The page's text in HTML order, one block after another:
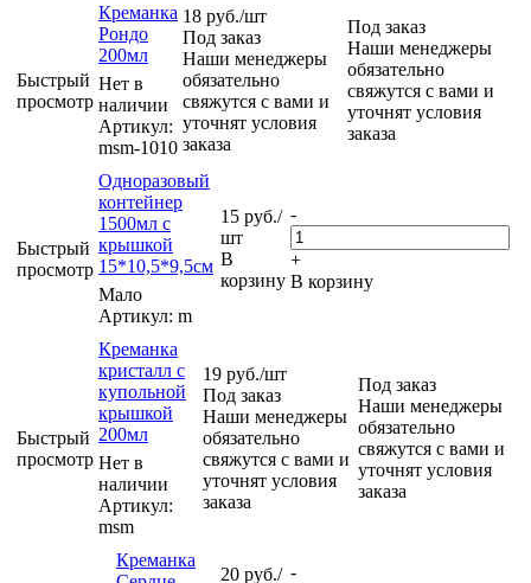
Быстрый
просмотр
Креманка
Рондо
200мл
Нет в
наличии
Артикул:
msm-1010
18 руб./шт
Под заказ
Наши менеджеры
обязательно
свяжутся с вами и
уточнят условия
заказа
Под заказ
Наши менеджеры
обязательно
свяжутся с вами и
уточнят условия
заказа
Быстрый
просмотр
Одноразовый
контейнер
1500мл с
крышкой
15*10,5*9,5см
Мало
Артикул: m
15 руб./
шт
В
корзину
-
+
В корзину
Быстрый
просмотр
Креманка
кристалл с
купольной
крышкой
200мл
Нет в
наличии
Артикул:
msm
19 руб./шт
Под заказ
Наши менеджеры
обязательно
свяжутся с вами и
уточнят условия
заказа
Под заказ
Наши менеджеры
обязательно
свяжутся с вами и
уточнят условия
заказа
Креманка
20 руб./ -